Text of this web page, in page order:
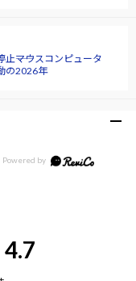
――マウスコンピュータ
の2026年
4.7